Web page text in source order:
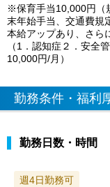
※保育手当10,000円（
末年始手当、交通費規
本給アップあり、さら
（1．認知症２．安全
10,000円/月）
勤務条件・福利
勤務日数・時間
週4日勤務可